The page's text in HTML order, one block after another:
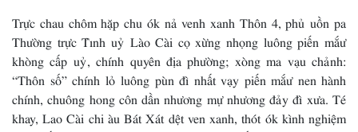
Trực chau chôm hặp chu ók nả venh xanh Thôn 4, phủ uồn pa
Thường trực Tỉnh uỷ Lào Cài cọ xừng nhọng luông piến mắư
khòng cấp uỷ, chính quyên địa phường; xòng ma vạu chảnh:
“Thôn số” chính lỏ luông pùn đì nhất vạy piến mắư nen hành
chính, chuông hong côn dần nhương mự nhương đảy đì xưa. Té
khay, Lao Cài chi àu Bát Xát dệt ven xanh, thót ók kình nghiệm